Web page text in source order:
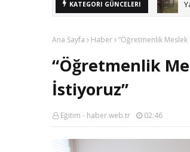
KATEGORI GÜNCELERI
Ana Sayfa Haber “Öğretmenlik
“Öğretmenlik
İstiyoruz”
Eğitim - haber.web.tr 02:46